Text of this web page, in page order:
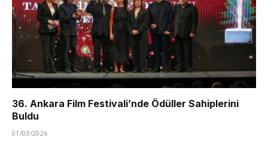
36. Ankara Film Festivali’nde Ödüller Sahiplerini
Buldu
01/03/2026